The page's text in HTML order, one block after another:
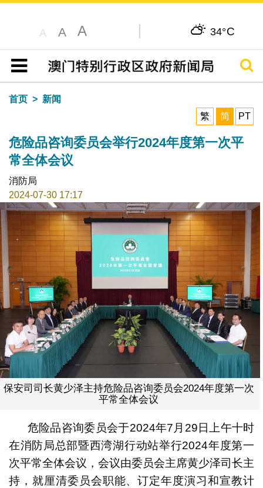
A A A 34°C
目录
搜寻
首页
新闻
繁
简 PT
危险品咨询委员会举行2024年度第一次平
常全体会议
消防局
2024-07-30 17:17
保安司司长黄少泽主持危险品咨询委员会2024年度第一次
平常全体会议
危险品咨询委员会于2024年7月29日上午十时
在消防局总部暨西湾湖行动站举行2024年度第一
次平常全体会议，会议由委员会主席黄少泽司长主
持，就厘清委员会职能、订定年度演习和宣教计